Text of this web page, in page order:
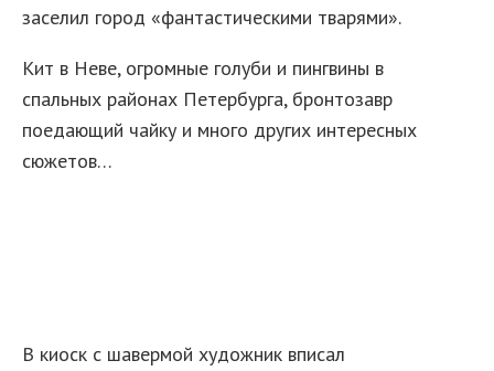
заселил город «фантастическими тварями».
Кит в Неве, огромные голуби и пингвины в
спальных районах Петербурга, бронтозавр
поедающий чайку и много других интересных
сюжетов…
В киоск с шавермой художник вписал